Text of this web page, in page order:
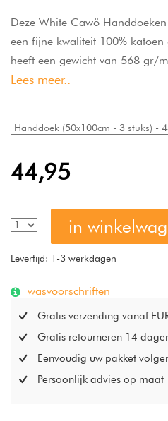
Deze White Cawö
een fijne kwaliteit 100%
heeft een gewicht van 568 gr/
vochtopname. Vrij van
graden en geschikt voor de
Lees meer..
44,95
in
Levertijd: 1-3 werkdagen
wasvoorschriften
Gratis verzending vanaf
Gratis retourneren 14
Eenvoudig uw pakket
Persoonlijk advies op maat